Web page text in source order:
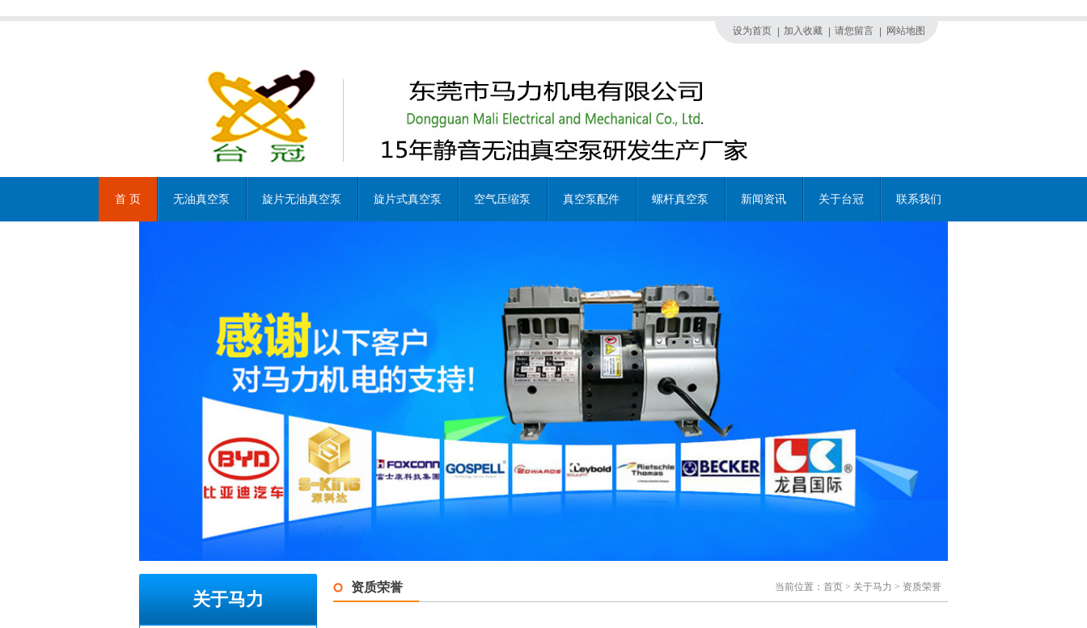
设为首页 加入收藏 请您留言 网站地图
首 页 无油真空泵 旋片无油真空泵 旋片式真空泵 空气压缩泵 真空泵配件 螺杆真空泵 新闻资讯 关于台冠 联系我们
关于马力
资质荣誉 当前位置： 首页 > 关于马力 > 资质荣誉